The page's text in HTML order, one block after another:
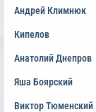
Андрей Климнюк
Кипелов
Анатолий Днепров
Яша Боярский
Виктор Тюменский